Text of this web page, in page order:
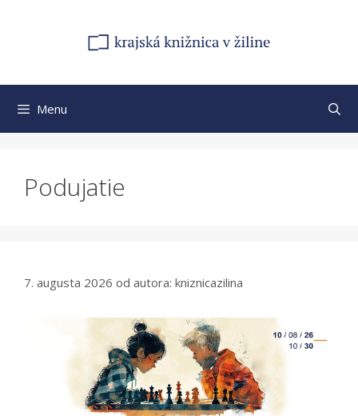
Menu
Podujatie
7. augusta 2026 od autora: kniznicazilina